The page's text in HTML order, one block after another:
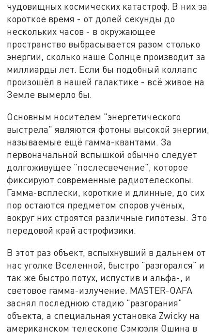
чудовищных космических катастроф. В них за
короткое время - от долей секунды до
нескольких часов - в окружающее
пространство выбрасывается разом столько
энергии, сколько наше Солнце производит за
миллиарды лет. Если бы подобный коллапс
произошёл в нашей галактике - всё живое на
Земле вымерло бы.
Основным носителем "энергетического
выстрела" являются фотоны высокой энергии,
называемые ещё гамма-квантами. За
первоначальной вспышкой обычно следует
долгоживущее "послесвечение", которое
фиксируют современные радиотелескопы.
Гамма-всплески, короткие и длинные, до сих
пор остаются предметом споров учёных,
вокруг них строятся различные гипотезы. Это
передовой край астрофизики.
В этот раз объект, вспыхнувший в дальнем от
нас уголке Вселенной, быстро "разгорался" и
так же быстро потух, испустив и альфа-, и
световое гамма-излучение. MASTER-OAFA
заснял последнюю стадию "разгорания"
объекта, а специальная установка Zwicky на
американском телескопе Сэмюэля Ошина в